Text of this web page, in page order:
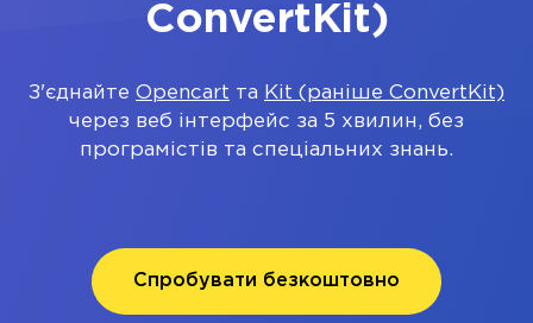
ConvertKit)
З'єднайте Opencart та Kit (раніше ConvertKit)
через веб інтерфейс за 5 хвилин, без
програмістів та спеціальних знань.
Спробувати безкоштовно